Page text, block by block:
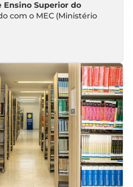
Ensino Superior do
com o MEC (Ministério